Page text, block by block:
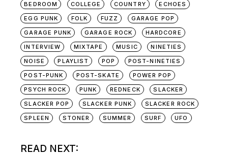
BEDROOM COLLEGE COUNTRY
ECHOES
EGG PUNK
FOLK FUZZ
GARAGE POP
GARAGE PUNK
GARAGE ROCK
HARDCORE
INTERVIEW
MIXTAPE MUSIC
NINETIES
NOISE
PLAYLIST POP
POST-NINETIES
POST-PUNK
POST-SKATE
POWER POP
PSYCH ROCK
PUNK REDNECK
SLACKER
SLACKER POP
SLACKER PUNK
SLACKER ROCK
SPLEEN
STONER SUMMER SURF UFO
READ NEXT: